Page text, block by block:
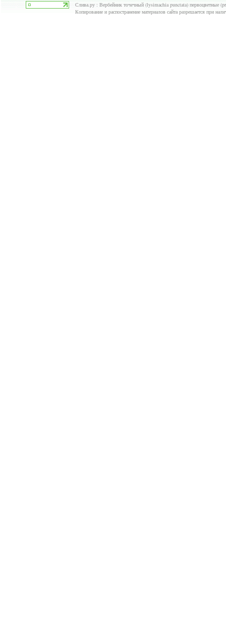
Слива.ру : Вербейник точечный (lysimachia punctata) первоцветные
Копирование и распостранение материалов сайта разрешается при